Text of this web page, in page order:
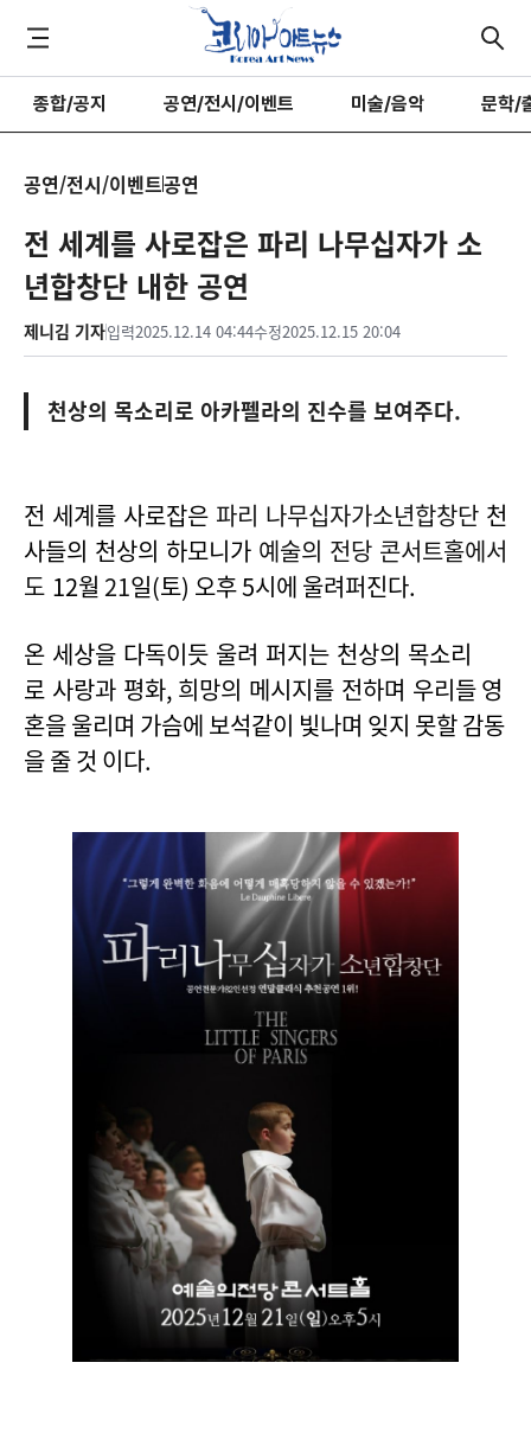
종합/공지 공연/전시/이벤트 미술/음악 문학/
공연/전시/이벤트공연
전 세계를 사로잡은 파리 나무십자가 소
년합창단 내한 공연
제니김 기자입력2025.12.14 04:44수정2025.12.15 20:04
천상의 목소리로 아카펠라의 진수를 보여주다.
전 세계를 사로잡은 파리 나무십자가소년합창단 천
사들의 천상의 하모니가 예술의 전당 콘서트홀에서
도 12월 21일(토) 오후 5시에 울려퍼진다.
온 세상을 다독이듯 울려 퍼지는 천상의 목소리
로 사랑과 평화, 희망의 메시지를 전하며 우리들 영
혼을 울리며 가슴에 보석같이 빛나며 잊지 못할 감동
을 줄 것 이다.